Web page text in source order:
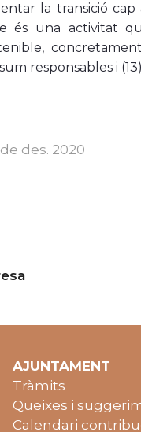
la transició
és una activitat
responsables i
des. 2020
AJUNTAMENT
Tràmits
Queixes i
Calendari